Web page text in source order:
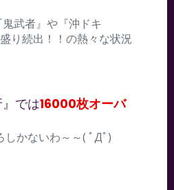
武者』や『沖ドキ
り続出！！の熱々な状況
では16000枚オーバ
しかないわ～～( ﾟДﾟ)